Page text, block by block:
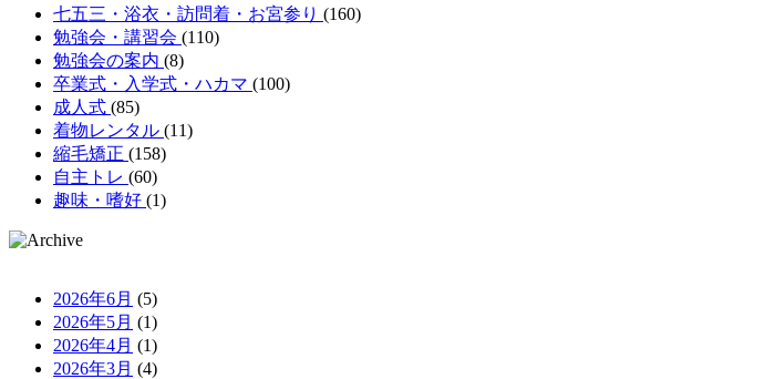
七五三・浴衣・訪問着・お宮参り (160)
勉強会・講習会 (110)
勉強会の案内 (8)
卒業式・入学式・ハカマ (100)
成人式 (85)
着物レンタル (11)
縮毛矯正 (158)
自主トレ (60)
趣味・嗜好 (1)
2026年6月 (5)
2026年5月 (1)
2026年4月 (1)
2026年3月 (4)